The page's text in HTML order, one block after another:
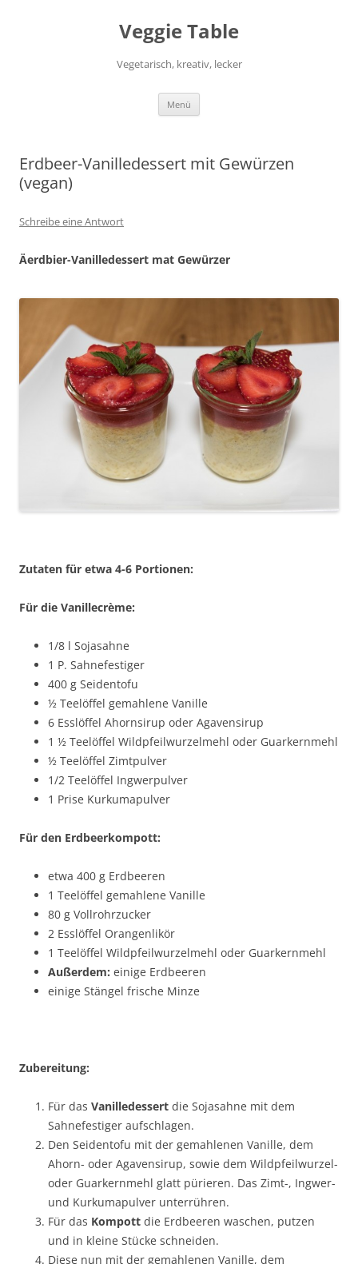
Veggie Table
Vegetarisch, kreativ, lecker
Menü
Erdbeer-Vanilledessert mit Gewürzen
(vegan)
Schreibe eine Antwort
Äerdbier-Vanilledessert mat Gewürzer
Zutaten für etwa 4-6 Portionen:
Für die Vanillecrème:
1/8 l Sojasahne
1 P. Sahnefestiger
400 g Seidentofu
½ Teelöffel gemahlene Vanille
6 Esslöffel Ahornsirup oder Agavensirup
1 ½ Teelöffel Wildpfeilwurzelmehl oder Guarkernmehl
½ Teelöffel Zimtpulver
1/2 Teelöffel Ingwerpulver
1 Prise Kurkumapulver
Für den Erdbeerkompott:
etwa 400 g Erdbeeren
1 Teelöffel gemahlene Vanille
80 g Vollrohrzucker
2 Esslöffel Orangenlikör
1 Teelöffel Wildpfeilwurzelmehl oder Guarkernmehl
Außerdem: einige Erdbeeren
einige Stängel frische Minze
Zubereitung:
Für das Vanilledessert die Sojasahne mit dem
Sahnefestiger aufschlagen.
Den Seidentofu mit der gemahlenen Vanille, dem
Ahorn- oder Agavensirup, sowie dem Wildpfeilwurzel-
oder Guarkernmehl glatt pürieren. Das Zimt-, Ingwer-
und Kurkumapulver unterrühren.
Für das Kompott die Erdbeeren waschen, putzen
und in kleine Stücke schneiden.
Diese nun mit der gemahlenen Vanille, dem